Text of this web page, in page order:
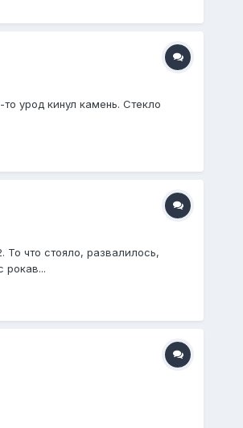
урод кинул камень. Стекло
что стояло, развалилось,
рокав...